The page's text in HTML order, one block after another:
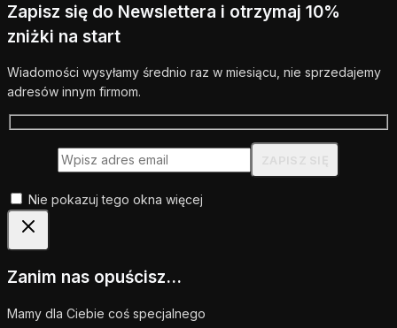
Zapisz się do Newslettera i otrzymaj 10%
zniżki na start
Wiadomości wysyłamy średnio raz w miesiącu, nie sprzedajemy
adresów innym firmom.
Nie pokazuj tego okna więcej
Zanim nas opuścisz...
Mamy dla Ciebie coś specjalnego